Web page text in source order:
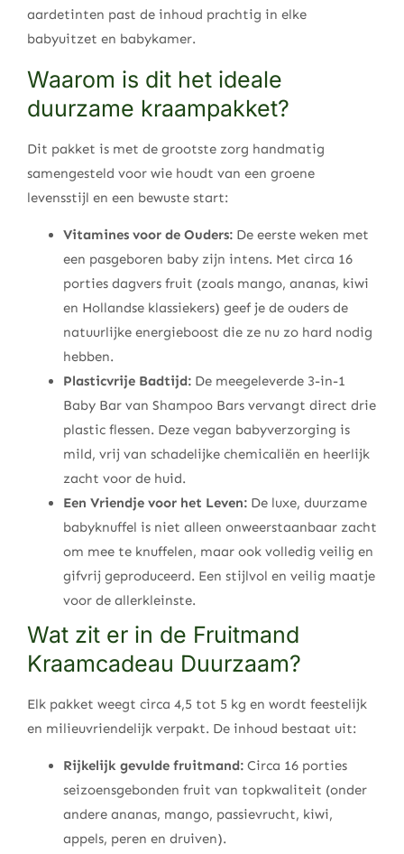
aardetinten past de inhoud prachtig in elke
babyuitzet en babykamer.
Waarom is dit het ideale
duurzame kraampakket?
Dit pakket is met de grootste zorg handmatig
samengesteld voor wie houdt van een groene
levensstijl en een bewuste start:
Vitamines voor de Ouders: De eerste weken met
een pasgeboren baby zijn intens. Met circa 16
porties dagvers fruit (zoals mango, ananas, kiwi
en Hollandse klassiekers) geef je de ouders de
natuurlijke energieboost die ze nu zo hard nodig
hebben.
Plasticvrije Badtijd: De meegeleverde 3-in-1
Baby Bar van Shampoo Bars vervangt direct drie
plastic flessen. Deze vegan babyverzorging is
mild, vrij van schadelijke chemicaliën en heerlijk
zacht voor de huid.
Een Vriendje voor het Leven: De luxe, duurzame
babyknuffel is niet alleen onweerstaanbaar zacht
om mee te knuffelen, maar ook volledig veilig en
gifvrij geproduceerd. Een stijlvol en veilig maatje
voor de allerkleinste.
Wat zit er in de Fruitmand
Kraamcadeau Duurzaam?
Elk pakket weegt circa 4,5 tot 5 kg en wordt feestelijk
en milieuvriendelijk verpakt. De inhoud bestaat uit:
Rijkelijk gevulde fruitmand: Circa 16 porties
seizoensgebonden fruit van topkwaliteit (onder
andere ananas, mango, passievrucht, kiwi,
appels, peren en druiven).